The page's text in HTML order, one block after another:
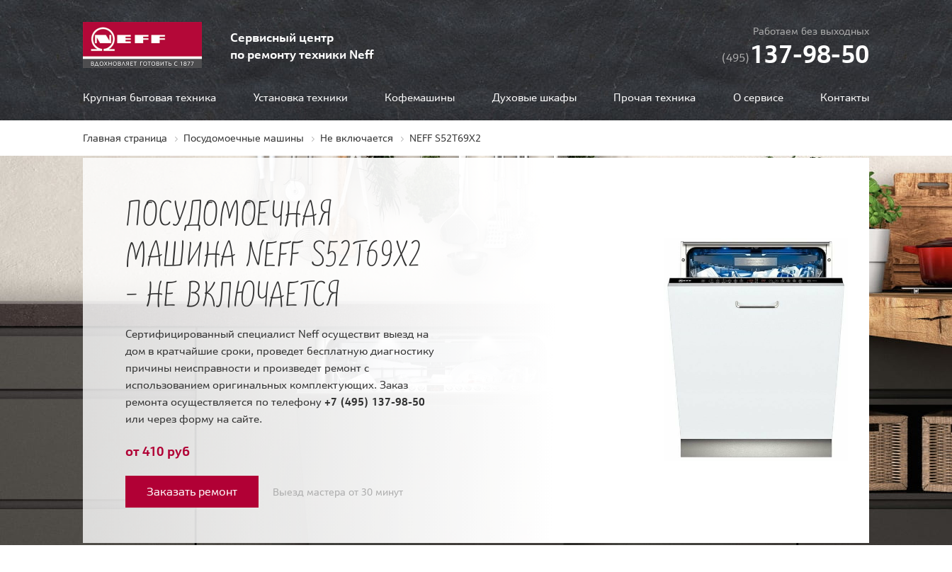
Сервисный центр
по ремонту техники Neff
Работаем без выходных
(495)137-98-50
Крупная бытовая техника Установка техники Кофемашины Духовые шкафы Прочая техника О сервисе Контакты
Главная страница Посудомоечные машины Не включается NEFF S52T69X2
ПОСУДОМОЕЧНАЯ
МАШИНА NEFF S52T69X2
- НЕ ВКЛЮЧАЕТСЯ
Сертифицированный специалист Neff осуществит выезд на
дом в кратчайшие сроки, проведет бесплатную диагностику
причины неисправности и произведет ремонт с
использованием оригинальных комплектующих. Заказ
ремонта осуществляется по телефону +7 (495) 137-98-50
или через форму на сайте.
от 410 руб
Заказать ремонт Выезд мастера от 30 минут